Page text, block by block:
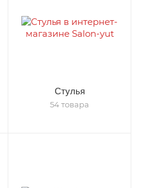
Стулья
54 товара